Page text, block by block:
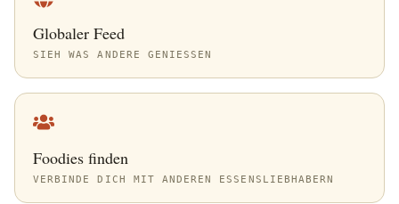
Globaler Feed
SIEH WAS ANDERE GENIESSEN
Foodies finden
VERBINDE DICH MIT ANDEREN ESSENSLIEBHABERN